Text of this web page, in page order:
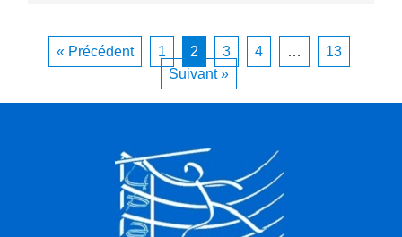
« Précédent 1 2 3 4 …
13
Suivant »